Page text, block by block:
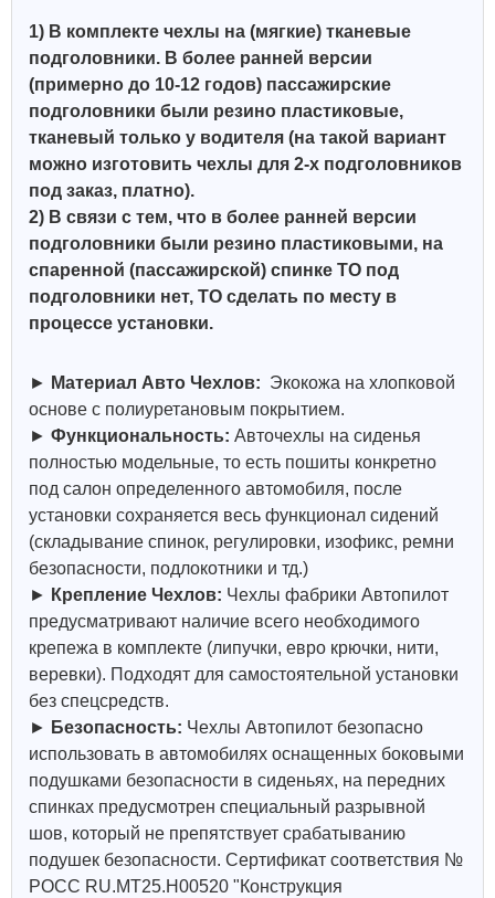
1) В комплекте чехлы на (мягкие) тканевые
подголовники. В более ранней версии
(примерно до 10-12 годов) пассажирские
подголовники были резино пластиковые,
тканевый только у водителя (на такой вариант
можно изготовить чехлы для 2-х подголовников
под заказ, платно).
2) В связи с тем, что в более ранней версии
подголовники были резино пластиковыми, на
спаренной (пассажирской) спинке ТО под
подголовники нет, ТО сделать по месту в
процессе установки.
► Материал Авто Чехлов: Экокожа на хлопковой
основе с полиуретановым покрытием.
► Функциональность: Авточехлы на сиденья
полностью модельные, то есть пошиты конкретно
под салон определенного автомобиля, после
установки сохраняется весь функционал сидений
(складывание спинок, регулировки, изофикс, ремни
безопасности, подлокотники и тд.)
► Крепление Чехлов: Чехлы фабрики Автопилот
предусматривают наличие всего необходимого
крепежа в комплекте (липучки, евро крючки, нити,
веревки). Подходят для самостоятельной установки
без спецсредств.
► Безопасность: Чехлы Автопилот безопасно
использовать в автомобилях оснащенных боковыми
подушками безопасности в сиденьях, на передних
спинках предусмотрен специальный разрывной
шов, который не препятствует срабатыванию
подушек безопасности. Сертификат соответствия №
РОСС RU.МТ25.Н00520 "Конструкция